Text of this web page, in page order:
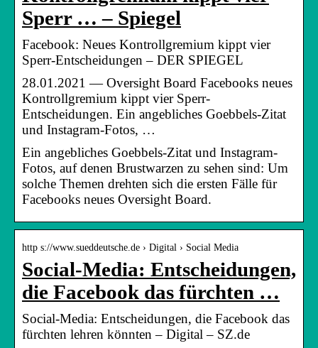
Sperr … – Spiegel
Facebook: Neues Kontrollgremium kippt vier
Sperr-Entscheidungen – DER SPIEGEL
28.01.2021 — Oversight Board Facebooks neues
Kontrollgremium kippt vier Sperr-
Entscheidungen. Ein angebliches Goebbels-Zitat
und Instagram-Fotos, …
Ein angebliches Goebbels-Zitat und Instagram-
Fotos, auf denen Brustwarzen zu sehen sind: Um
solche Themen drehten sich die ersten Fälle für
Facebooks neues Oversight Board.
http s://www.sueddeutsche.de › Digital › Social Media
Social-Media: Entscheidungen,
die Facebook das fürchten …
Social-Media: Entscheidungen, die Facebook das
fürchten lehren könnten – Digital – SZ.de